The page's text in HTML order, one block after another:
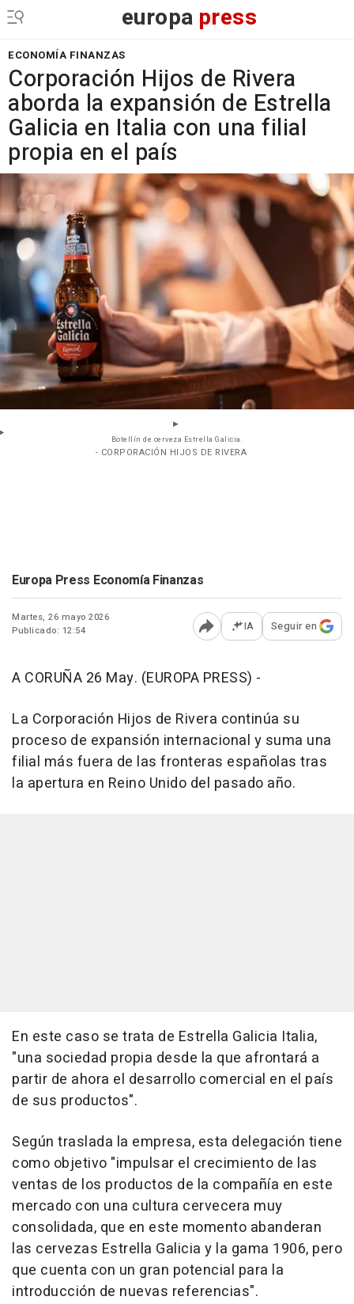
europa press
ECONOMÍA FINANZAS
Corporación Hijos de Rivera
aborda la expansión de Estrella
Galicia en Italia con una filial
propia en el país
Botellín de cerveza Estrella Galicia.
- CORPORACIÓN HIJOS DE RIVERA
Europa Press Economía Finanzas
Martes, 26 mayo 2026
Publicado: 12:54
Abrir opciones para
IA Seguir en
A CORUÑA 26 May. (EUROPA PRESS) -
La Corporación Hijos de Rivera continúa su
proceso de expansión internacional y suma una
filial más fuera de las fronteras españolas tras
la apertura en Reino Unido del pasado año.
En este caso se trata de Estrella Galicia Italia,
"una sociedad propia desde la que afrontará a
partir de ahora el desarrollo comercial en el país
de sus productos".
Según traslada la empresa, esta delegación tiene
como objetivo "impulsar el crecimiento de las
ventas de los productos de la compañía en este
mercado con una cultura cervecera muy
consolidada, que en este momento abanderan
las cervezas Estrella Galicia y la gama 1906, pero
que cuenta con un gran potencial para la
introducción de nuevas referencias".